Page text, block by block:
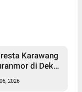
Karawang
di Dekat
2026